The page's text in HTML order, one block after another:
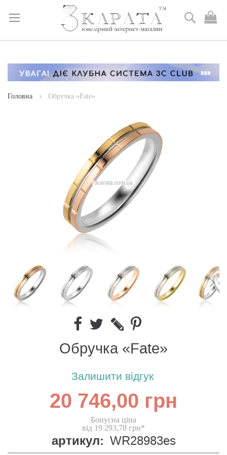
Skip
Content
Пошук
Головна Обручка «Fate»
Обручка «Fate»
Залишити відгук
20 746,00 грн
Бонусна ціна
від 19 293,78 грн*
артикул: WR28983es